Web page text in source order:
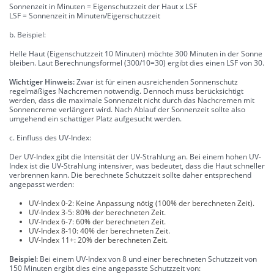
Sonnenzeit in Minuten = Eigenschutzzeit der Haut x LSF
LSF = Sonnenzeit in Minuten/Eigenschutzzeit
b. Beispiel:
Helle Haut (Eigenschutzzeit 10 Minuten) möchte 300 Minuten in der Sonne
bleiben. Laut Berechnungsformel (300/10=30) ergibt dies einen LSF von 30.
Wichtiger Hinweis:Zwar ist für einen ausreichenden Sonnenschutz
regelmäßiges Nachcremen notwendig. Dennoch muss berücksichtigt
werden, dass die maximale Sonnenzeit nicht durch das Nachcremen mit
Sonnencreme verlängert wird. Nach Ablauf der Sonnenzeit sollte also
umgehend ein schattiger Platz aufgesucht werden.
c. Einfluss des UV-Index:
Der UV-Index gibt die Intensität der UV-Strahlung an. Bei einem hohen UV-
Index ist die UV-Strahlung intensiver, was bedeutet, dass die Haut schneller
verbrennen kann. Die berechnete Schutzzeit sollte daher entsprechend
angepasst werden:
UV-Index 0-2: Keine Anpassung nötig (100% der berechneten Zeit).
UV-Index 3-5: 80% der berechneten Zeit.
UV-Index 6-7: 60% der berechneten Zeit.
UV-Index 8-10: 40% der berechneten Zeit.
UV-Index 11+: 20% der berechneten Zeit.
Beispiel: Bei einem UV-Index von 8 und einer berechneten Schutzzeit von
150 Minuten ergibt dies eine angepasste Schutzzeit von: